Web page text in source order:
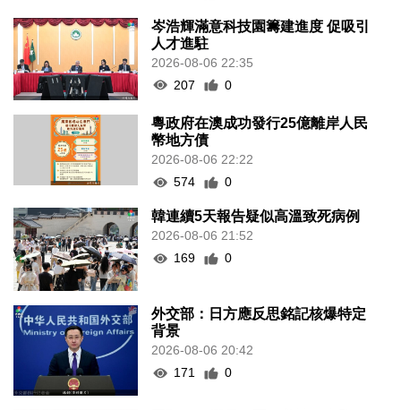
岑浩輝滿意科技園籌建進度 促吸引
人才進駐
2026-08-06 22:35
207
0
粵政府在澳成功發行25億離岸人民
幣地方債
2026-08-06 22:22
574
0
韓連續5天報告疑似高溫致死病例
2026-08-06 21:52
169
0
外交部：日方應反思銘記核爆特定
背景
2026-08-06 20:42
171
0